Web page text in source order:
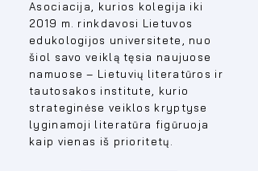
Asociacija, kurios kolegija iki
2019 m. rinkdavosi Lietuvos
edukologijos universitete, nuo
šiol savo veiklą tęsia naujuose
namuose – Lietuvių literatūros ir
tautosakos institute, kurio
strateginėse veiklos kryptyse
lyginamoji literatūra figūruoja
kaip vienas iš prioritetų.